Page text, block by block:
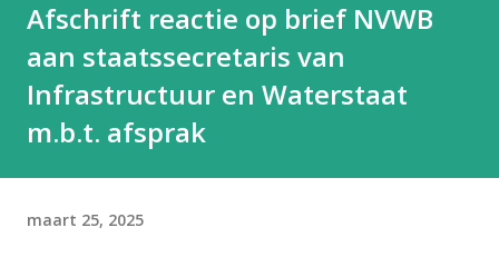
Afschrift reactie op brief NVWB
aan staatssecretaris van
Infrastructuur en Waterstaat
m.b.t. afsprak
maart 25, 2025